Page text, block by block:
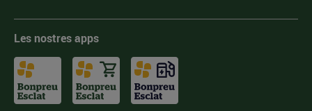
Les nostres apps